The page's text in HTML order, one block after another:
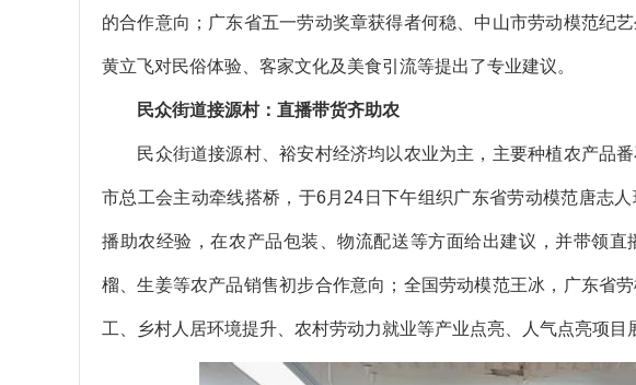
的合作意向；广东省五一劳动奖章获得者何稳、中山市劳动模范纪
黄立飞对民俗体验、客家文化及美食引流等提出了专业建议。
民众街道接源村：直播带货齐助农
民众街道接源村、裕安村经济均以农业为主，主要种植农产品番
市总工会主动牵线搭桥，于6月24日下午组织广东省劳动模范唐志
播助农经验，在农产品包装、物流配送等方面给出建议，并带领
榴、生姜等农产品销售初步合作意向；全国劳动模范王冰，广东省
工、乡村人居环境提升、农村劳动力就业等产业点亮、人气点亮项目